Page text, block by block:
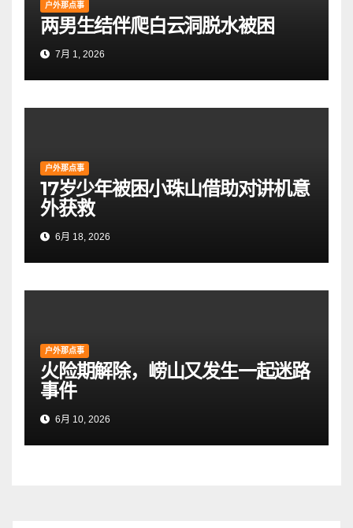
户外那点事
两男生结伴爬白云洞脱水被困
7月 1, 2026
户外那点事
17岁少年被困小珠山借助对讲机意
外获救
6月 18, 2026
户外那点事
火险期解除，崂山又发生一起迷路
事件
6月 10, 2026